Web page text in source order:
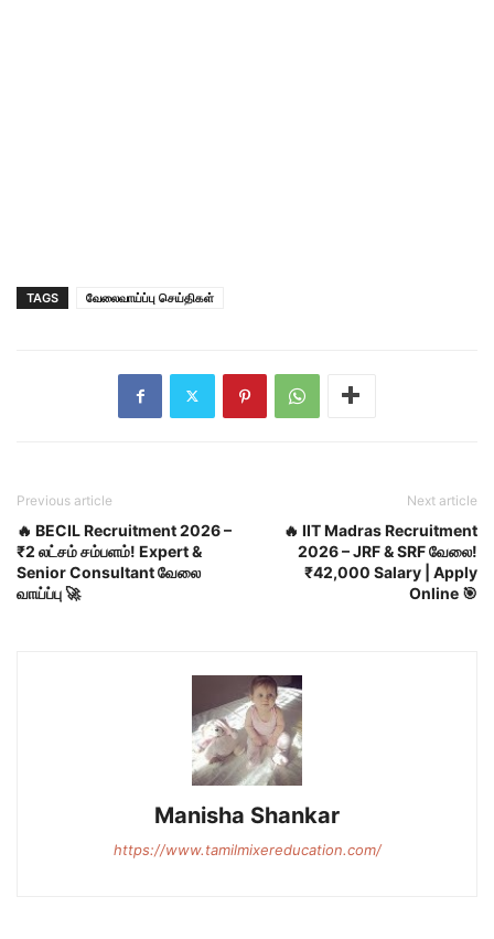
TAGS வேலைவாய்ப்பு செய்திகள்
Previous article
🔥 BECIL Recruitment 2026 –
₹2 லட்சம் சம்பளம்! Expert &
Senior Consultant வேலை
வாய்ப்பு 🚀
Next article
🔥 IIT Madras Recruitment
2026 – JRF & SRF வேலை!
₹42,000 Salary | Apply
Online 🎯
Manisha Shankar
https://www.tamilmixereducation.com/